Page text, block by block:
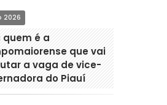
2026
quem é a
que vai
a vaga de vice-
do Piauí